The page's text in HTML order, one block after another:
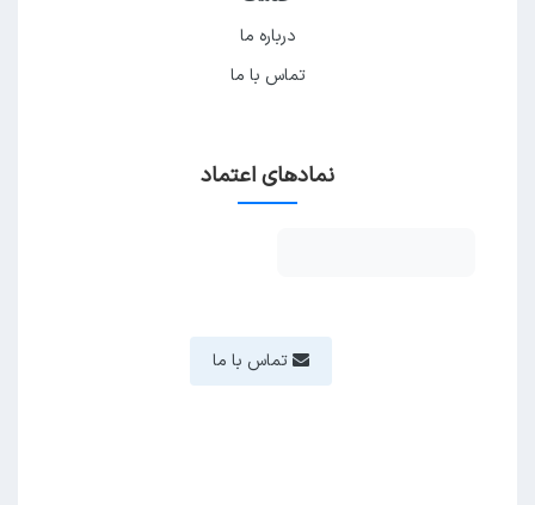
درباره ما
تماس با ما
نمادهای اعتماد
تماس با ما